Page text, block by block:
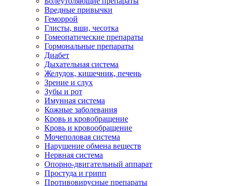
Вредные привычки
Геморрой
Глисты, вши, чесотка
Гомеопатические препараты
Гормональные препараты
Диабет
Дыхательная система
Желудок, кишечник, печень
Зрение и слух
Зубы и рот
Имунная система
Кожные заболевания
Кровь и кровобращение
Кровь и кровообращение
Мочеполовая система
Нарушение обмена веществ
Нервная система
Опорно-двигательный аппарат
Простуда и грипп
Противовирусные препараты